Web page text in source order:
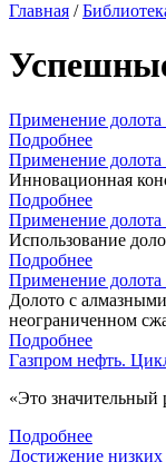
Главная /
Применение
Подробнее
Применение
Инновационная
Подробнее
Применение долота
Использование
Подробнее
Применение долота
Долото с
неограниченном
Подробнее
Газпром нефть.
«Это значительный
Подробнее
Достижение низких